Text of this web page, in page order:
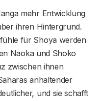
mehr Entwicklung
ihren Hintergrund.
für Shoya werden
Naoka und Shoko
zwischen ihnen
anhaltender
und sie schafft